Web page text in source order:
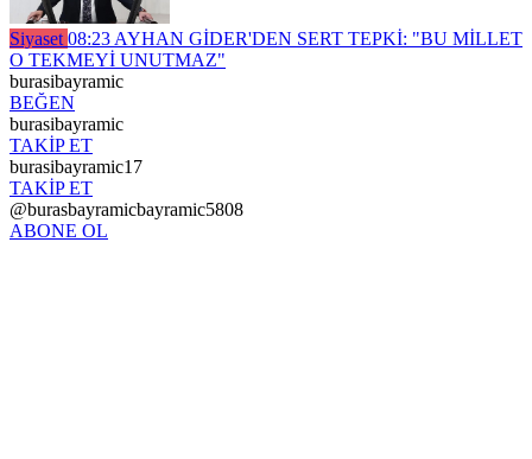
Siyaset 08:23 AYHAN GİDER'DEN SERT TEPKİ: "BU MİLLET
O TEKMEYİ UNUTMAZ"
burasibayramic
BEĞEN
burasibayramic
TAKİP ET
burasibayramic17
TAKİP ET
@burasbayramicbayramic5808
ABONE OL